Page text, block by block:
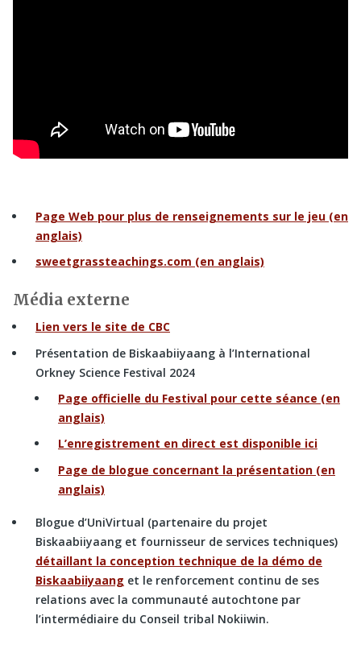
Page Web pour plus de renseignements sur le jeu (en
anglais)
sweetgrassteachings.com (en anglais)
Média externe
Lien vers le site de CBC
Présentation de Biskaabiiyaang à l’International
Orkney Science Festival 2024
Page officielle du Festival pour cette séance (en
anglais)
L’enregistrement en direct est disponible ici
Page de blogue concernant la présentation (en
anglais)
Blogue d’UniVirtual (partenaire du projet
Biskaabiiyaang et fournisseur de services techniques)
détaillant la conception technique de la démo de
Biskaabiiyaang et le renforcement continu de ses
relations avec la communauté autochtone par
l’intermédiaire du Conseil tribal Nokiiwin.